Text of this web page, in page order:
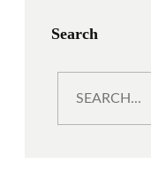
Search
a